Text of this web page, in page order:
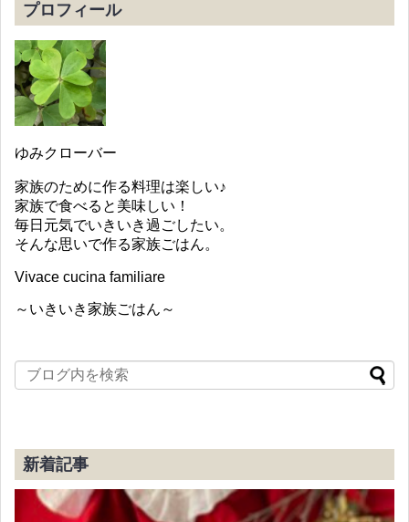
プロフィール
ゆみクローバー
家族のために作る料理は楽しい♪
家族で食べると美味しい！
毎日元気でいきいき過ごしたい。
そんな思いで作る家族ごはん。
Vivace cucina familiare
～いきいき家族ごはん～
新着記事